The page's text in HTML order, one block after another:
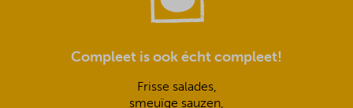
Compleet is ook écht compleet!
Frisse salades,
smeuïge sauzen,